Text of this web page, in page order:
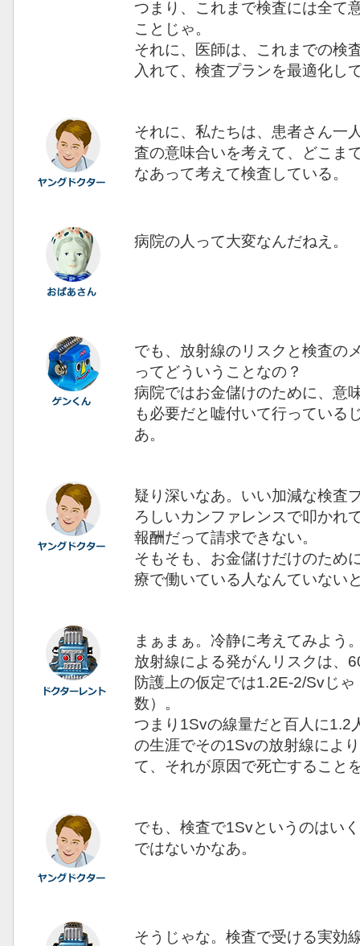
つまり、これまで検査には全て
ことじゃ。
それに、医師は、これまでの検
入れて、検査プランを最適化し
それに、私たちは、患者さん一
査の意味合いを考えて、どこま
なあって考えて検査している。
病院の人って大変なんだねえ。
でも、放射線のリスクと検査の
ってどういうことなの？
病院ではお金儲けのために、意
も必要だと嘘付いて行っている
あ。
疑り深いなあ。いい加減な検査
ろしいカンファレンスで叩かれ
報酬だって請求できない。
そもそも、お金儲けだけのため
療で働いている人なんていない
まぁまぁ。冷静に考えてみよう
放射線による発がんリスクは、
防護上の仮定では1.2E-2/Svじ
数）。
つまり1Svの線量だと百人に1.2
の生涯でその1Svの放射線によ
て、それが原因で死亡すること
でも、検査で1Svというのはい
ではないかなあ。
そうじゃな。検査で受ける実効